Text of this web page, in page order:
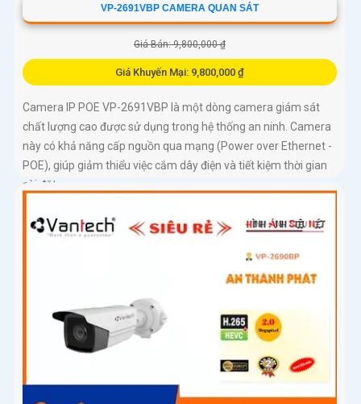
VP-2691VBP CAMERA QUAN SÁT
Giá Bán: 9,800,000 ₫
Giá Khuyến Mại: 9,800,000 ₫
Camera IP POE VP-2691VBP là một dòng camera giám sát
chất lượng cao được sử dụng trong hệ thống an ninh. Camera
này có khả năng cấp nguồn qua mạng (Power over Ethernet -
POE), giúp giảm thiểu việc cắm dây điện và tiết kiệm thời gian
cài đặt